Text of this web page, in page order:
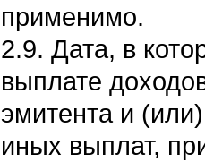
применимо.
2.9. Дата, в
выплате
эмитента и
иных выплат,